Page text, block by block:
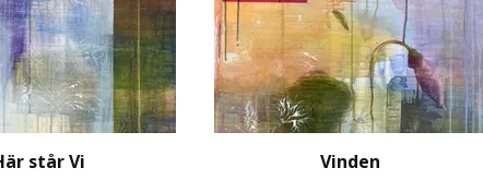
står Vi
Vinden